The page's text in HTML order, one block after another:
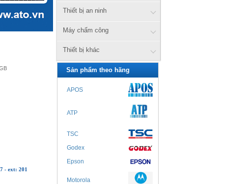
- ext: 201
Thiết bị an ninh
Máy chấm công
Thiết bị khác
Sản phẩm theo hãng
APOS
ATP
TSC
Godex
Epson
Motorola